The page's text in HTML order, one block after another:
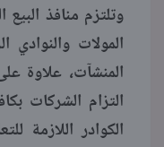
وتلتزم منافذ البيع
المولات والنوادي
المنشآت، علاوة
التزام الشركات
الكوادر اللازمة